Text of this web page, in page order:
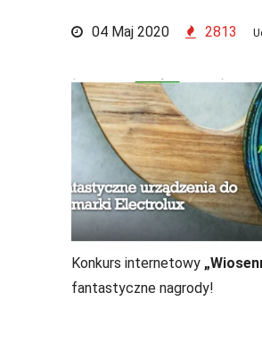
04 Maj 2020 2813
Konkurs internetowy
fantastyczne nagrody!